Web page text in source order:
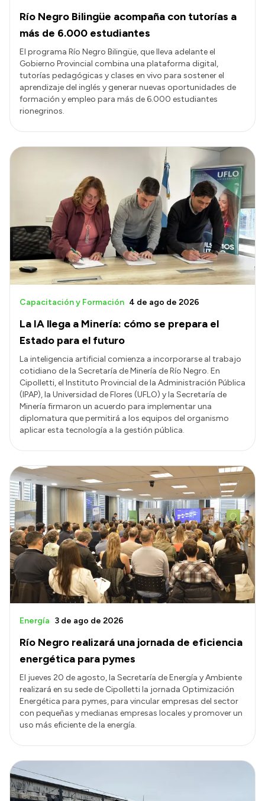
Río Negro Bilingüe acompaña con tutorías a
más de 6.000 estudiantes
El programa Río Negro Bilingüe, que lleva adelante el
Gobierno Provincial combina una plataforma digital,
tutorías pedagógicas y clases en vivo para sostener el
aprendizaje del inglés y generar nuevas oportunidades de
formación y empleo para más de 6.000 estudiantes
rionegrinos.
La IA llega a Minería: cómo se prepara el
Estado para el futuro
Capacitación y Formación 4 de ago de 2026
La inteligencia artificial comienza a incorporarse al trabajo
cotidiano de la Secretaría de Minería de Río Negro. En
Cipolletti, el Instituto Provincial de la Administración Pública
(IPAP), la Universidad de Flores (UFLO) y la Secretaría de
Minería firmaron un acuerdo para implementar una
diplomatura que permitirá a los equipos del organismo
aplicar esta tecnología a la gestión pública.
Río Negro realizará una jornada de eficiencia
energética para pymes
Energía 3 de ago de 2026
El jueves 20 de agosto, la Secretaría de Energía y Ambiente
realizará en su sede de Cipolletti la jornada Optimización
Energética para pymes, para vincular empresas del sector
con pequeñas y medianas empresas locales y promover un
uso más eficiente de la energía.